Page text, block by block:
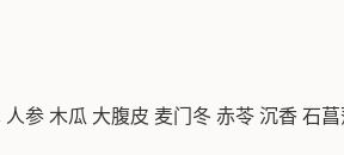
参 木瓜 大腹皮 麦门冬 赤苓 沉香 石菖